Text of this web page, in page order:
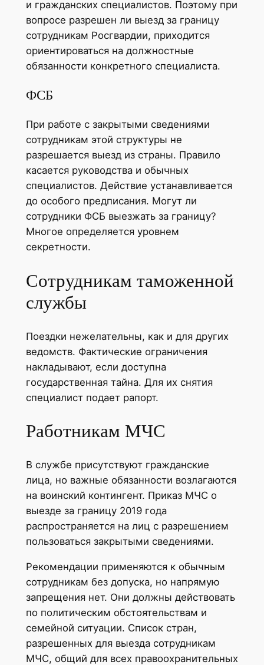
и гражданских специалистов. Поэтому при
вопросе разрешен ли выезд за границу
сотрудникам Росгвардии, приходится
ориентироваться на должностные
обязанности конкретного специалиста.
ФСБ
При работе с закрытыми сведениями
сотрудникам этой структуры не
разрешается выезд из страны. Правило
касается руководства и обычных
специалистов. Действие устанавливается
до особого предписания. Могут ли
сотрудники ФСБ выезжать за границу?
Многое определяется уровнем
секретности.
Сотрудникам таможенной
службы
Поездки нежелательны, как и для других
ведомств. Фактические ограничения
накладывают, если доступна
государственная тайна. Для их снятия
специалист подает рапорт.
Работникам МЧС
В службе присутствуют гражданские
лица, но важные обязанности возлагаются
на воинский контингент. Приказ МЧС о
выезде за границу 2019 года
распространяется на лиц с разрешением
пользоваться закрытыми сведениями.
Рекомендации применяются к обычным
сотрудникам без допуска, но напрямую
запрещения нет. Они должны действовать
по политическим обстоятельствам и
семейной ситуации. Список стран,
разрешенных для выезда сотрудникам
МЧС, общий для всех правоохранительных